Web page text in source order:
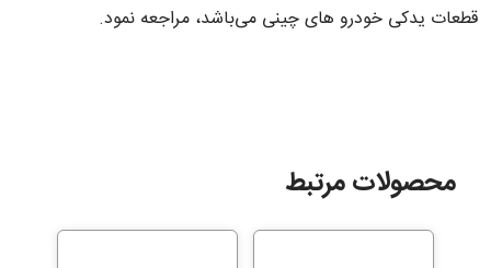
قطعات یدکی خودرو های چینی می‌باشد، مراجعه نمود.
محصولات مرتبط